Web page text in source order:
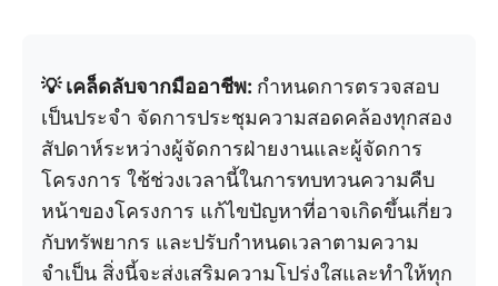
💡 เคล็ดลับจากมืออาชีพ: กำหนดการตรวจสอบ
เป็นประจำ จัดการประชุมความสอดคล้องทุกสอง
สัปดาห์ระหว่างผู้จัดการฝ่ายงานและผู้จัดการ
โครงการ ใช้ช่วงเวลานี้ในการทบทวนความคืบ
หน้าของโครงการ แก้ไขปัญหาที่อาจเกิดขึ้นเกี่ยว
กับทรัพยากร และปรับกำหนดเวลาตามความ
จำเป็น สิ่งนี้จะส่งเสริมความโปร่งใสและทำให้ทุก